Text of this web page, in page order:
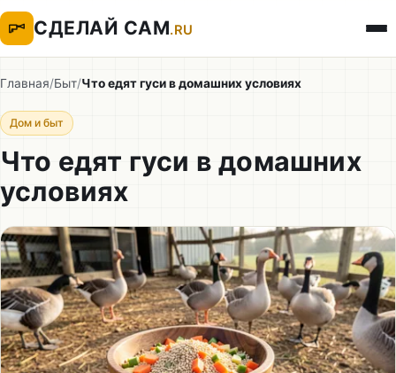
СДЕЛАЙ САМ.RU
Главная/Быт/Что едят гуси в домашних условиях
Дом и быт
Что едят гуси в домашних
условиях